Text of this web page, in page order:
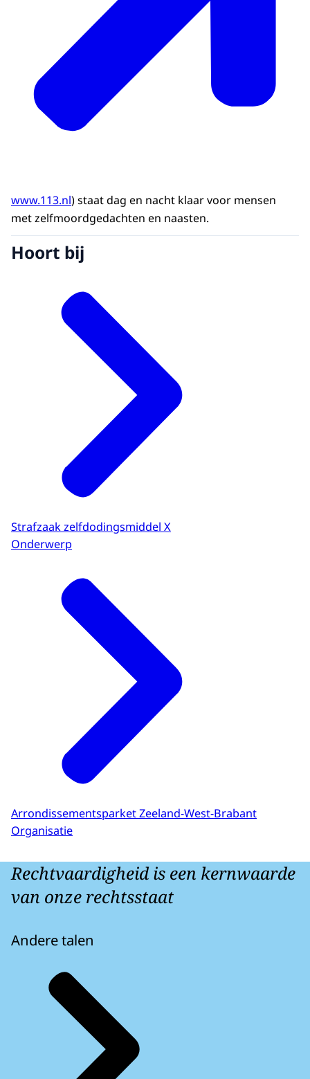
www.113.nl) staat dag en nacht klaar voor mensen
met zelfmoordgedachten en naasten.
Hoort bij
Strafzaak zelfdodingsmiddel X
Onderwerp
Arrondissementsparket Zeeland-West-Brabant
Organisatie
Rechtvaardigheid is een kernwaarde
van onze rechtsstaat
Andere talen